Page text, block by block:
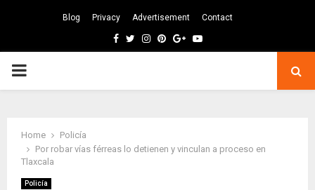
Blog Privacy Advertisement Contact
Facebook
TwitterInstagram
Pinterest
GoogleYoutube
PRIMARY
Home
Policía
Por robar vías férreas lo detienen y vinculan a proceso en
Tlaxcala
Policía